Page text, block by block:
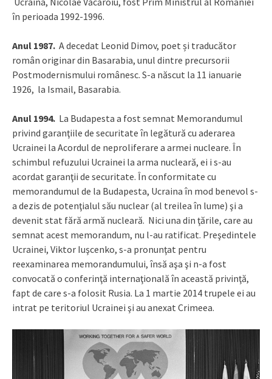
în perioada 1992-1996.
Anul 1987. A decedat Leonid Dimov, poet și traducător
român originar din Basarabia, unul dintre precursorii
Postmodernismului românesc. S-a născut la 11 ianuarie
1926, la Ismail, Basarabia.
Anul 1994. La Budapesta a fost semnat Memorandumul
privind garanţiile de securitate în legătură cu aderarea
Ucrainei la Acordul de neproliferare a armei nucleare. În
schimbul refuzului Ucrainei la arma nucleară, ei i s-au
acordat garanţii de securitate. În conformitate cu
memorandumul de la Budapesta, Ucraina în mod benevol s-
a dezis de potenţialul său nuclear (al treilea în lume) şi a
devenit stat fără armă nucleară. Nici una din ţările, care au
semnat acest memorandum, nu l-au ratificat. Preşedintele
Ucrainei, Viktor Iuşcenko, s-a pronunţat pentru
reexaminarea memorandumului, însă aşa şi n-a fost
convocată o conferinţă internaţională în această privinţă,
fapt de care s-a folosit Rusia. La 1 martie 2014 trupele ei au
intrat pe teritoriul Ucrainei şi au anexat Crimeea.